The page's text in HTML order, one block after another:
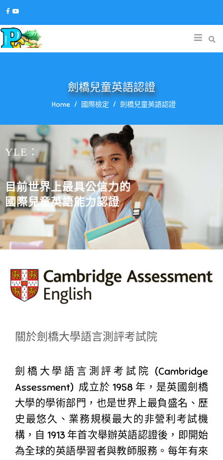
劍橋兒童英語認證
Home 國際檢定 劍橋兒童英語認證
YLE：
目前世界上最具公信力的
國際兒童英語能力認證
關於劍橋大學語言測評考試院
劍橋大學語言測評考試院 (Cambridge
Assessment) 成立於 1958 年，是英國劍橋
大學的學術部門，也是世界上最負盛名、歷
史最悠久、業務規模最大的非營利考試機
構，自 1913 年首次舉辦英語認證後，即開始
為全球的英語學習者與教師服務。每年有來